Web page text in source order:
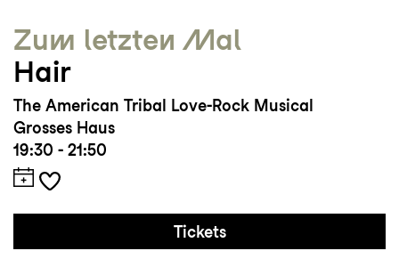
Zum letzten Mal
Hair
The American Tribal Love-Rock Musical
Grosses Haus
19:30 - 21:50
Tickets